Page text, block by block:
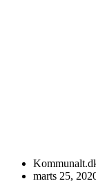
marts 25,